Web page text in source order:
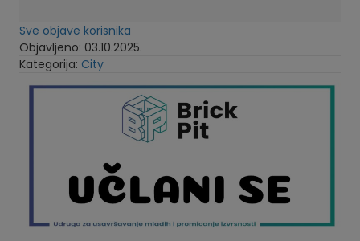
Sve objave korisnika
Objavljeno: 03.10.2025.
Kategorija: City